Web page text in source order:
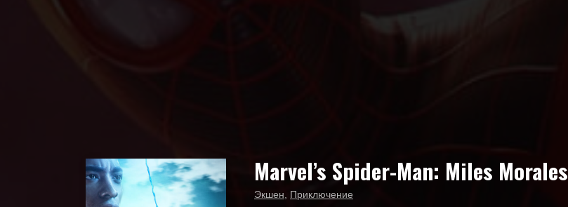
Главная
Новые игры
Marvel’s Spider-Man: Miles Morales
Marvel’s Spider-Man: Miles Morales
Экшен Приключение